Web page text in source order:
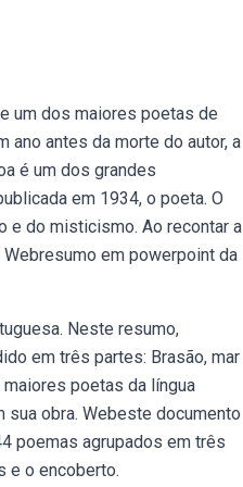
um dos maiores poetas de
ano antes da morte do autor, a
é um dos grandes
em 1934, o poeta. O
e do misticismo. Ao recontar a
em powerpoint da
Neste resumo,
em três partes: Brasão, mar
poetas da língua
obra. Webeste documento
poemas agrupados em três
e o encoberto.